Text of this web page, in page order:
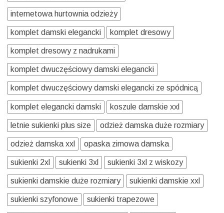
internetowa hurtownia odzieży
komplet damski elegancki komplet dresowy
komplet dresowy z nadrukami
komplet dwuczęściowy damski elegancki
komplet dwuczęściowy damski elegancki ze spódnicą
komplet elegancki damski koszule damskie xxl
letnie sukienki plus size odzież damska duże rozmiary
odzież damska xxl opaska zimowa damska
sukienki 2xl sukienki 3xl sukienki 3xl z wiskozy
sukienki damskie duże rozmiary sukienki damskie xxl
sukienki szyfonowe sukienki trapezowe